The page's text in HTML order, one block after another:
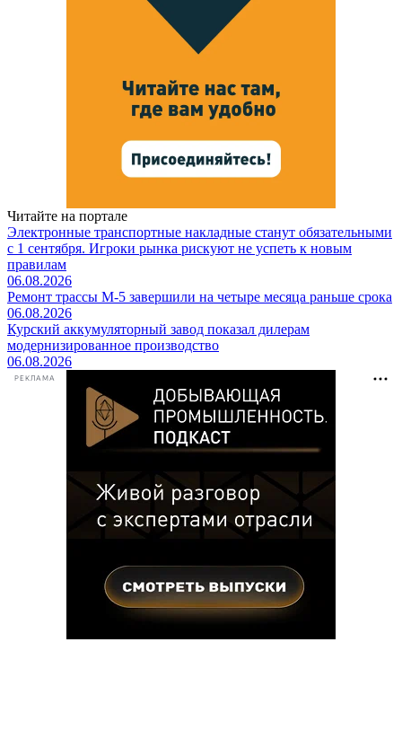
Читайте на портале
Электронные транспортные накладные станут обязательными
с 1 сентября. Игроки рынка рискуют не успеть к новым
правилам
06.08.2026
Ремонт трассы М-5 завершили на четыре месяца раньше срока
06.08.2026
Курский аккумуляторный завод показал дилерам
модернизированное производство
06.08.2026
РЕКЛАМА